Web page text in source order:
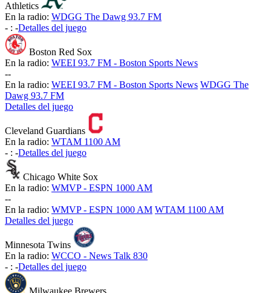
Athletics
En la radio: WDGG The Dawg 93.7 FM
- : -Detalles del juego
Boston Red Sox
En la radio: WEEI 93.7 FM - Boston Sports News
--
En la radio: WEEI 93.7 FM - Boston Sports News WDGG The
Dawg 93.7 FM
Detalles del juego
Cleveland Guardians
En la radio: WTAM 1100 AM
- : -Detalles del juego
Chicago White Sox
En la radio: WMVP - ESPN 1000 AM
--
En la radio: WMVP - ESPN 1000 AM WTAM 1100 AM
Detalles del juego
Minnesota Twins
En la radio: WCCO - News Talk 830
- : -Detalles del juego